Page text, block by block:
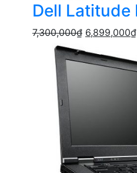
Dell Latitude
7,300,000₫ 6,899,000₫